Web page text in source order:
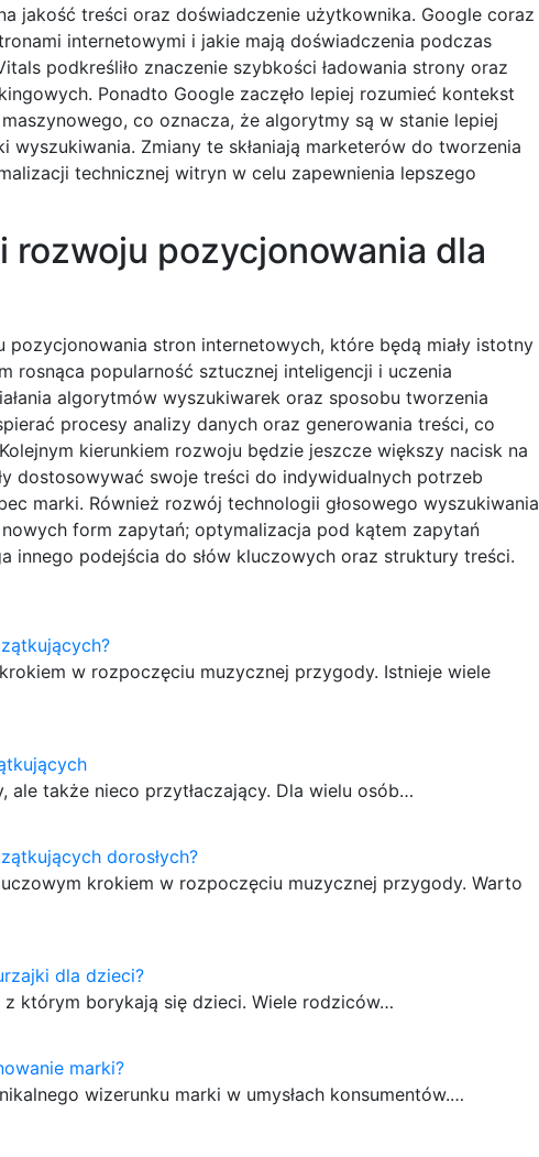
jakość treści oraz doświadczenie użytkownika. Google coraz
internetowymi i jakie mają doświadczenia podczas
podkreśliło znaczenie szybkości ładowania strony oraz
Ponadto Google zaczęło lepiej rozumieć kontekst
co oznacza, że algorytmy są w stanie lepiej
Zmiany te skłaniają marketerów do tworzenia
technicznej witryn w celu zapewnienia lepszego
rozwoju pozycjonowania dla
stron internetowych, które będą miały istotny
rosnąca popularność sztucznej inteligencji i uczenia
algorytmów wyszukiwarek oraz sposobu tworzenia
procesy analizy danych oraz generowania treści, co
kierunkiem rozwoju będzie jeszcze większy nacisk na
dostosowywać swoje treści do indywidualnych potrzeb
marki. Również rozwój technologii głosowego wyszukiwania
form zapytań; optymalizacja pod kątem zapytań
innego podejścia do słów kluczowych oraz struktury treści.
w rozpoczęciu muzycznej przygody. Istnieje wiele
także nieco przytłaczający. Dla wielu osób…
dorosłych?
krokiem w rozpoczęciu muzycznej przygody. Warto
dla dzieci?
którym borykają się dzieci. Wiele rodziców…
marki?
wizerunku marki w umysłach konsumentów.…